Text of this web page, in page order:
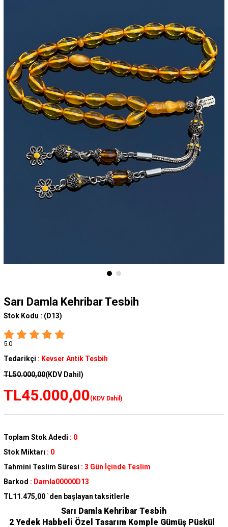
Sarı Damla Kehribar Tesbih
Stok Kodu : (D13)
5.0
Tedarikçi : Kevser Antik Tesbih
TL50.000,00(KDV Dahil)
TL45.000,00(KDV Dahil)
Toplam Stok Adedi : 0
Stok Miktarı : 0
Tahmini Teslim Süresi : 3 Gün İçinde Teslim
Barkod : Damla00000D13
TL11.475,00 `den başlayan taksitlerle
Sarı Damla Kehribar Tesbih
2 Yedek Habbeli Özel Tasarım Komple Gümüş Püskül